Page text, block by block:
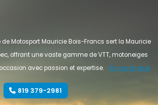
de Motosport Mauricie Bois-Francs sert la Mauricie
offrant une vaste gamme de VTT, motoneiges
avec passion et expertise.
En savoir plus
819 379-2981